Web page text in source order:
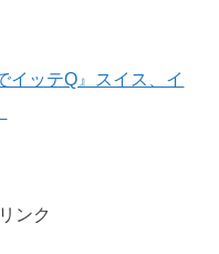
イッテQ』スイス、イ
ンク